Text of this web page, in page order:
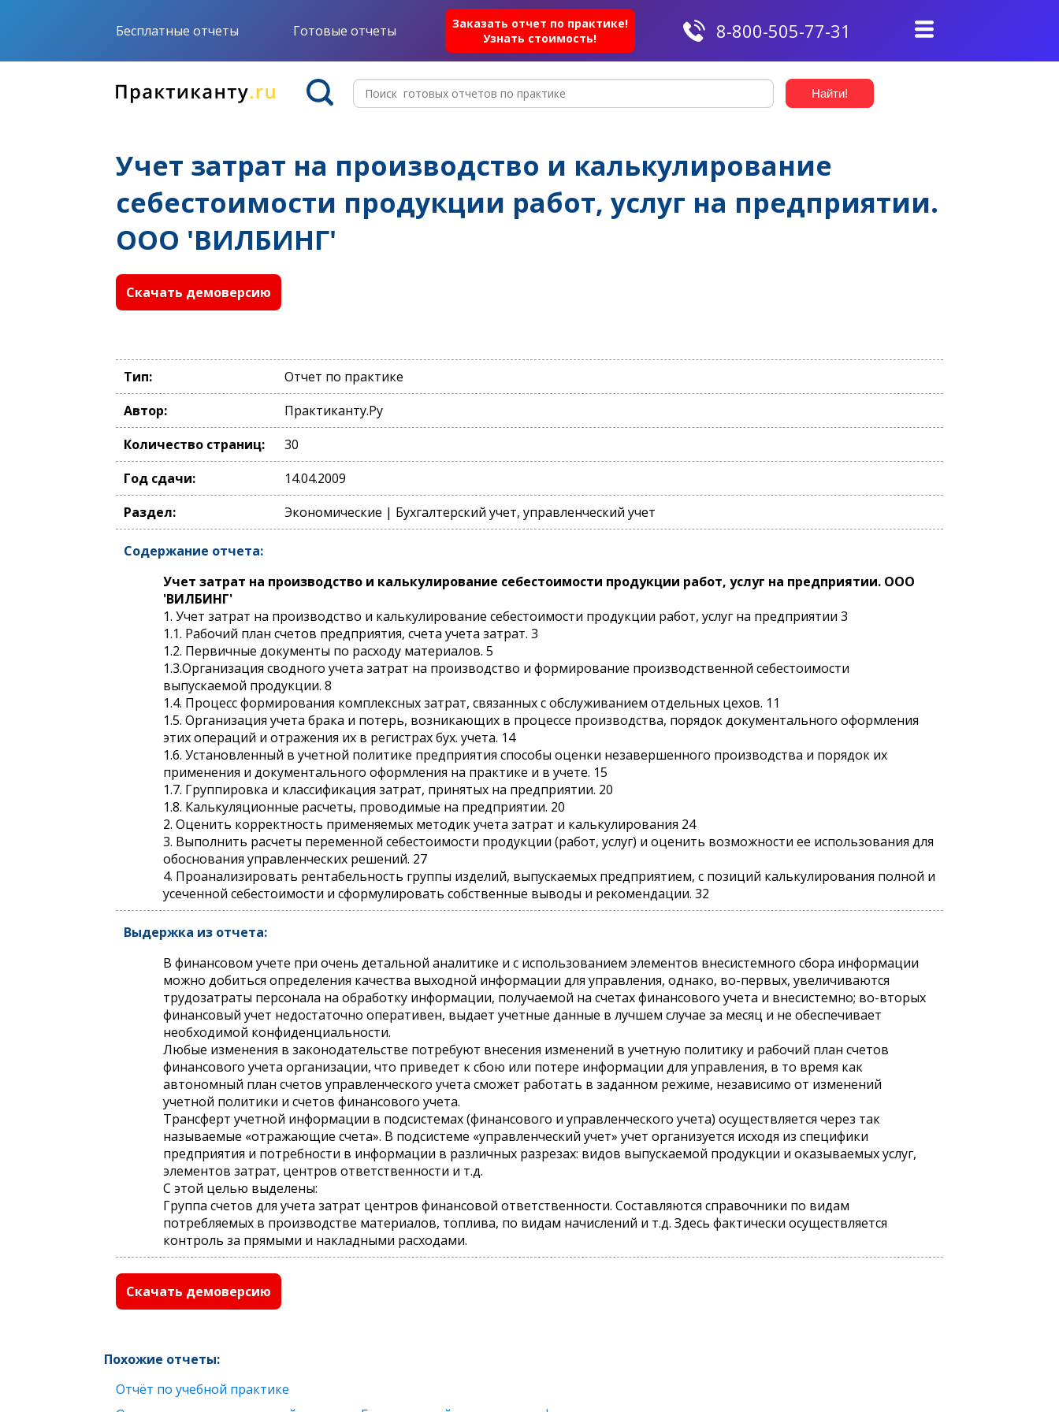
Бесплатные отчеты Готовые отчеты
Заказать отчет по практике!
Узнать стоимость!
8-800-505-77-31
Учет затрат на производство и калькулирование
себестоимости продукции работ, услуг на предприятии.
ООО 'ВИЛБИНГ'
Скачать демоверсию
Тип:
Отчет по практике
Автор:
Практиканту.Ру
Количество страниц:
30
Год сдачи:
14.04.2009
Раздел:
Экономические | Бухгалтерский учет, управленческий учет
Содержание отчета:
Учет затрат на производство и калькулирование себестоимости продукции работ, услуг на предприятии. ООО
'ВИЛБИНГ'
1. Учет затрат на производство и калькулирование себестоимости продукции работ, услуг на предприятии 3
1.1. Рабочий план счетов предприятия, счета учета затрат. 3
1.2. Первичные документы по расходу материалов. 5
1.3.Организация сводного учета затрат на производство и формирование производственной себестоимости
выпускаемой продукции. 8
1.4. Процесс формирования комплексных затрат, связанных с обслуживанием отдельных цехов. 11
1.5. Организация учета брака и потерь, возникающих в процессе производства, порядок документального оформления
этих операций и отражения их в регистрах бух. учета. 14
1.6. Установленный в учетной политике предприятия способы оценки незавершенного производства и порядок их
применения и документального оформления на практике и в учете. 15
1.7. Группировка и классификация затрат, принятых на предприятии. 20
1.8. Калькуляционные расчеты, проводимые на предприятии. 20
2. Оценить корректность применяемых методик учета затрат и калькулирования 24
3. Выполнить расчеты переменной себестоимости продукции (работ, услуг) и оценить возможности ее использования для
обоснования управленческих решений. 27
4. Проанализировать рентабельность группы изделий, выпускаемых предприятием, с позиций калькулирования полной и
усеченной себестоимости и сформулировать собственные выводы и рекомендации. 32
Выдержка из отчета:
В финансовом учете при очень детальной аналитике и с использованием элементов внесистемного сбора информации
можно добиться определения качества выходной информации для управления, однако, во-первых, увеличиваются
трудозатраты персонала на обработку информации, получаемой на счетах финансового учета и внесистемно; во-вторых
финансовый учет недостаточно оперативен, выдает учетные данные в лучшем случае за месяц и не обеспечивает
необходимой конфиденциальности.
Любые изменения в законодательстве потребуют внесения изменений в учетную политику и рабочий план счетов
финансового учета организации, что приведет к сбою или потере информации для управления, в то время как
автономный план счетов управленческого учета сможет работать в заданном режиме, независимо от изменений
учетной политики и счетов финансового учета.
Трансферт учетной информации в подсистемах (финансового и управленческого учета) осуществляется через так
называемые «отражающие счета». В подсистеме «управленческий учет» учет организуется исходя из специфики
предприятия и потребности в информации в различных разрезах: видов выпускаемой продукции и оказываемых услуг,
элементов затрат, центров ответственности и т.д.
С этой целью выделены:
Группа счетов для учета затрат центров финансовой ответственности. Составляются справочники по видам
потребляемых в производстве материалов, топлива, по видам начислений и т.д. Здесь фактически осуществляется
контроль за прямыми и накладными расходами.
Скачать демоверсию
Похожие отчеты:
Отчёт по учебной практике